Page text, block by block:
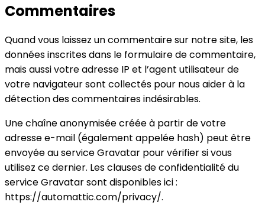
Commentaires
Quand vous laissez un commentaire sur notre site, les
données inscrites dans le formulaire de commentaire,
mais aussi votre adresse IP et l’agent utilisateur de
votre navigateur sont collectés pour nous aider à la
détection des commentaires indésirables.
Une chaîne anonymisée créée à partir de votre
adresse e-mail (également appelée hash) peut être
envoyée au service Gravatar pour vérifier si vous
utilisez ce dernier. Les clauses de confidentialité du
service Gravatar sont disponibles ici :
https://automattic.com/privacy/.